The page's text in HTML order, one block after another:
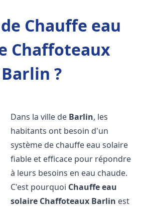
Chauffe eau
Chaffoteaux
Barlin ?
Dans la ville de Barlin, les
habitants ont besoin d'un
système de chauffe eau solaire
fiable et efficace pour répondre
à leurs besoins en eau chaude.
C'est pourquoi Chauffe eau
solaire Chaffoteaux Barlin est